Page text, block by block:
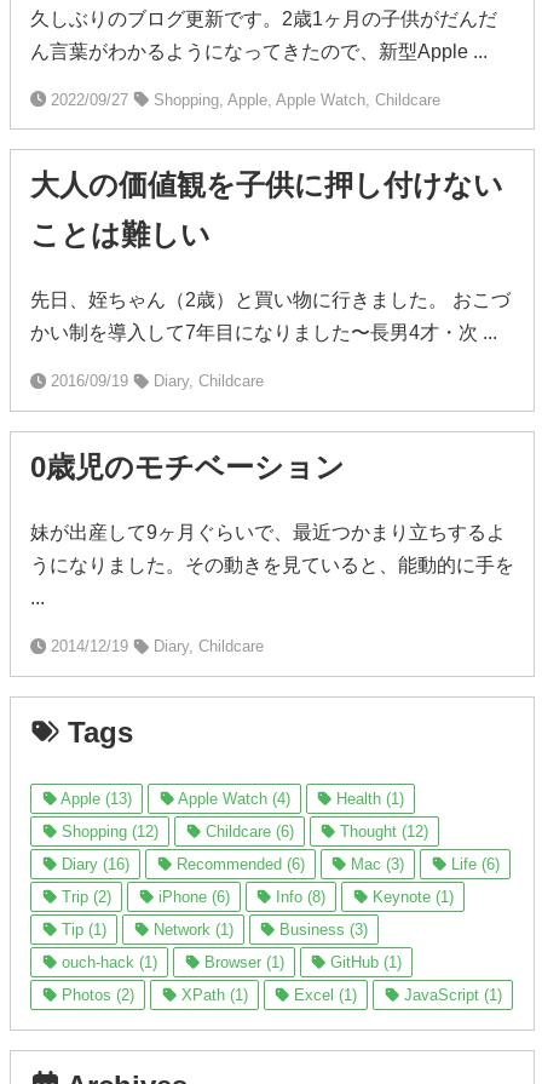
久しぶりのブログ更新です。2歳1ヶ月の子供がだんだ
ん言葉がわかるようになってきたので、新型Apple ...
2022/09/27 Shopping, Apple, Apple Watch, Childcare
大人の価値観を子供に押し付けない
ことは難しい
先日、姪ちゃん（2歳）と買い物に行きました。 おこづ
かい制を導入して7年目になりました〜長男4才・次 ...
2016/09/19 Diary, Childcare
0歳児のモチベーション
妹が出産して9ヶ月ぐらいで、最近つかまり立ちするよ
うになりました。その動きを見ていると、能動的に手を
...
2014/12/19 Diary, Childcare
Tags
Apple (13) Apple Watch (4)
Health (1)
Shopping (12)
Childcare (6)
Thought (12)
Diary (16)
Recommended (6) Mac (3)
Life (6)
Trip (2)
iPhone (6) Info (8)
Keynote (1)
Tip (1)
Network (1)
Business (3)
ouch-hack (1)
Browser (1)
GitHub (1)
Photos (2)
XPath (1) Excel (1) JavaScript (1)